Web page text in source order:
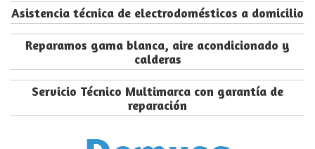
Asistencia técnica de electrodomésticos a domicilio
Reparamos gama blanca, aire acondicionado y
calderas
Servicio Técnico Multimarca con garantía de
reparación